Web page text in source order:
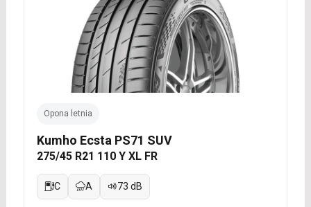
Opona letnia
Kumho Ecsta PS71 SUV
275/45 R21 110 Y XL FR
C A 73 dB